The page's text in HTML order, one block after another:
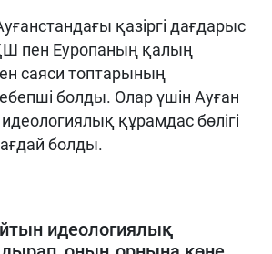
қазіргі дағдарыс
пен Еуропаның қалың
саяси топтарының
болды. Олар үшін Ауған
құрамдас бөлігі
болды.
идеологиялық